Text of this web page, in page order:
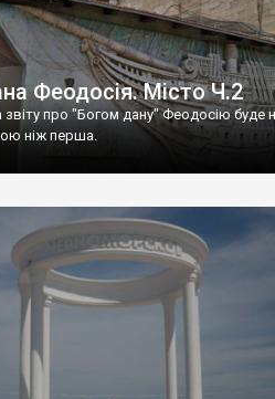
Феодосія. Місто Ч.2
звіту про "Богом дану" Феодосію буде
ніж перша.